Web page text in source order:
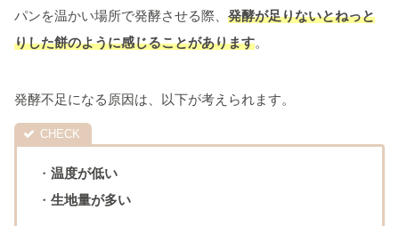
パンを温かい場所で発酵させる際、 発酵が足りないとねっと
りした餅のように感じることがあります。
発酵不足になる原因は、以下が考えられます。
・ 温度が低い
・ 生地量が多い